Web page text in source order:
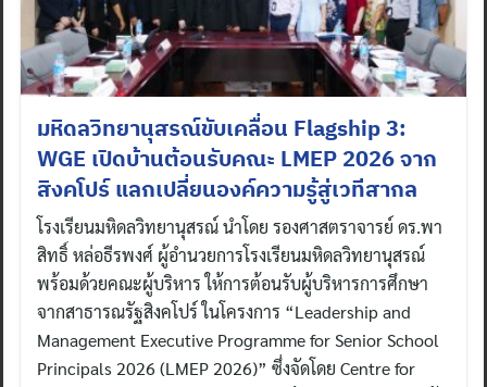
มหิดลวิทยานุสรณ์ขับเคลื่อน Flagship 3:
WGE เปิดบ้านต้อนรับคณะ LMEP 2026 จาก
สิงคโปร์ แลกเปลี่ยนองค์ความรู้สู่เวทีสากล
โรงเรียนมหิดลวิทยานุสรณ์ นำโดย รองศาสตราจารย์ ดร.พา
สิทธิ์ หล่อธีรพงศ์ ผู้อำนวยการโรงเรียนมหิดลวิทยานุสรณ์
พร้อมด้วยคณะผู้บริหาร ให้การต้อนรับผู้บริหารการศึกษา
จากสาธารณรัฐสิงคโปร์ ในโครงการ “Leadership and
Management Executive Programme for Senior School
Principals 2026 (LMEP 2026)” ซึ่งจัดโดย Centre for